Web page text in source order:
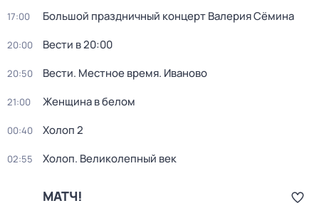
17:00 Большой праздничный концерт Валерия Сёмина
20:00 Вести в 20:00
20:50 Вести. Местное время. Иваново
21:00 Женщина в белом
00:40 Холоп 2
02:55 Холоп. Великолепный век
МАТЧ!